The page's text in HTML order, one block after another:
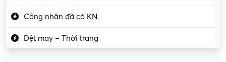
Công nhân đã có KN
Dệt may – Thời trang